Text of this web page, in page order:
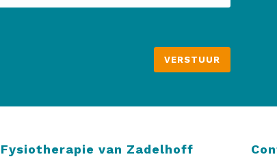
Fysiotherapie van Zadelhoff